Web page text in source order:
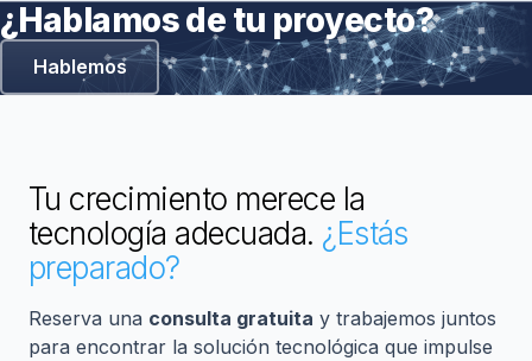
¿Hablamos de tu proyecto?
Hablemos
Tu crecimiento merece la
tecnología adecuada. ¿Estás
preparado?
Reserva una consulta gratuita y trabajemos juntos
para encontrar la solución tecnológica que impulse